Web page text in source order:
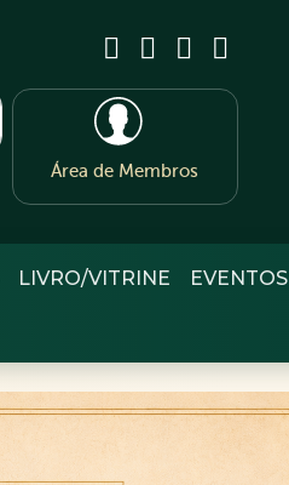
Área de Membros
LIVRO/VITRINE EVENTOS